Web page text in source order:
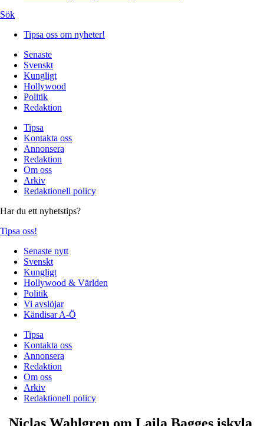
Sök
Tipsa oss om nyheter!
Senaste
Svenskt
Kungligt
Hollywood
Politik
Redaktion
Tipsa
Kontakta oss
Annonsera
Redaktion
Om oss
Arkiv
Redaktionell policy
Har du ett nyhetstips?
Tipsa oss!
Senaste nytt
Svenskt
Kungligt
Hollywood & Världen
Politik
Vi avslöjar
Kändisar A-Ö
Tipsa
Kontakta oss
Annonsera
Redaktion
Om oss
Arkiv
Redaktionell policy